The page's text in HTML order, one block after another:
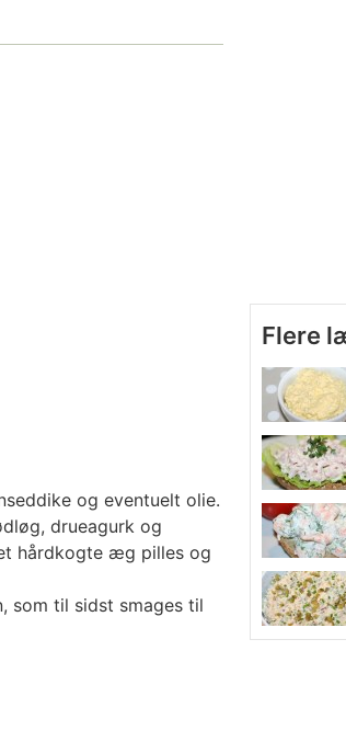
og eventuelt olie.
drueagurk og
hårdkogte æg pilles og
som til sidst smages til
Flere